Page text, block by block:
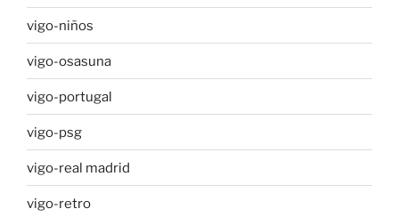
vigo-niños
vigo-osasuna
vigo-portugal
vigo-psg
vigo-real madrid
vigo-retro